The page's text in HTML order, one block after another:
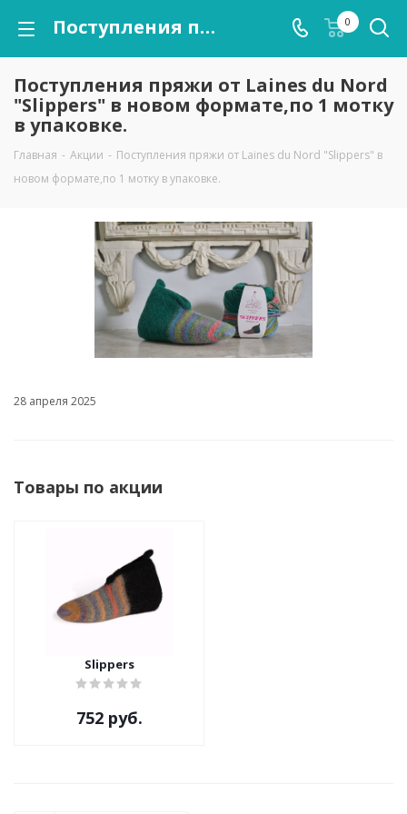
Поступления пряжи от Laines du Nord "Slippers" в новом формате,по 1 мотку в упаковке. 0
Поступления пряжи от Laines du Nord
"Slippers" в новом формате,по 1 мотку
в упаковке.
Главная - Акции - Поступления пряжи от Laines du Nord "Slippers" в
новом формате,по 1 мотку в упаковке.
28 апреля 2025
Товары по акции
Slippers
752 руб.